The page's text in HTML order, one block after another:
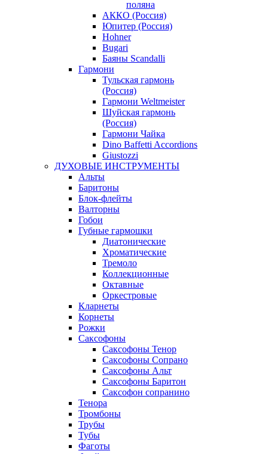
поляна
АККО (Россия)
Юпитер (Россия)
Hohner
Bugari
Баяны Scandalli
Гармони
Тульская гармонь
(Россия)
Гармони Weltmeister
Шуйская гармонь
(Россия)
Гармони Чайка
Dino Baffetti Accordions
Giustozzi
ДУХОВЫЕ ИНСТРУМЕНТЫ
Альты
Баритоны
Блок-флейты
Валторны
Гобои
Губные гармошки
Диатонические
Хроматические
Тремоло
Коллекционные
Октавные
Оркестровые
Кларнеты
Корнеты
Рожки
Саксофоны
Саксофоны Тенор
Саксофоны Сопрано
Саксофоны Альт
Саксофоны Баритон
Саксофон сопранино
Тенора
Тромбоны
Трубы
Тубы
Фаготы